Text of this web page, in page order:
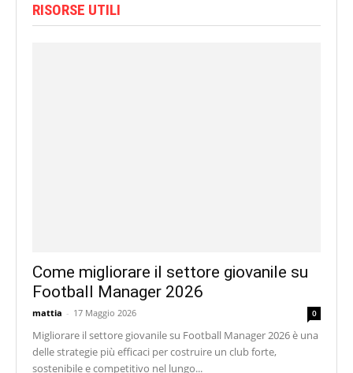
RISORSE UTILI
Come migliorare il settore giovanile su
Football Manager 2026
mattia - 17 Maggio 2026 0
Migliorare il settore giovanile su Football Manager 2026 è una
delle strategie più efficaci per costruire un club forte,
sostenibile e competitivo nel lungo...